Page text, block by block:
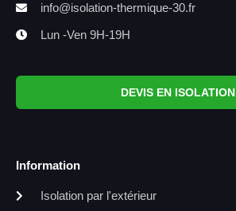
info@isolation-thermique-30.fr
Lun -Ven 9H-19H
DEVIS EN ISOLATION
Information
Isolation par l'extérieur